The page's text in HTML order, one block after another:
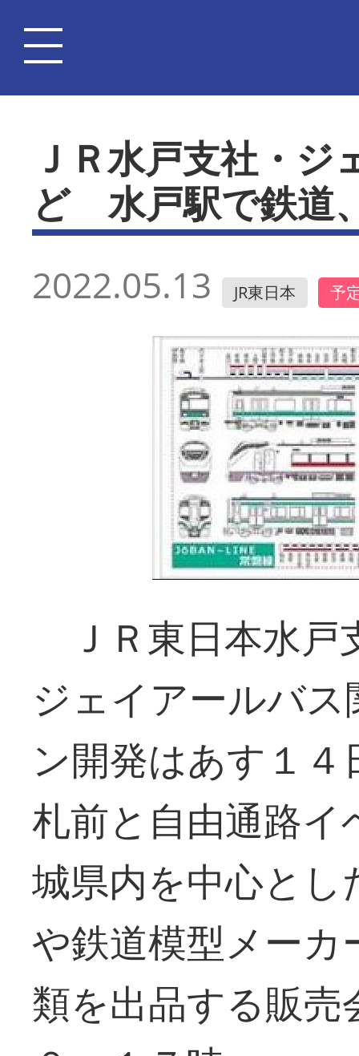
ＪＲ水戸支社・
ど 水戸駅で鉄道
2022.05.13 JR東日本 予
ＪＲ東日本水戸
ジェイアールバ
ン開発はあす１
札前と自由通路
城県内を中心と
や鉄道模型メー
類を出品する販